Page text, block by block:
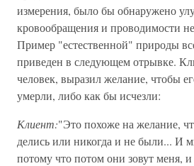
измерения, было бы обнаружено
кровообращения и проводимости
Пример "естественной" природы
приведен в следующем отрывке.
человек, выразил желание, чтобы
умерли, либо как бы исчезли:
Клиент:"Это похоже на желание,
делись или никогда и не были... И
потому что потом они зовут меня,